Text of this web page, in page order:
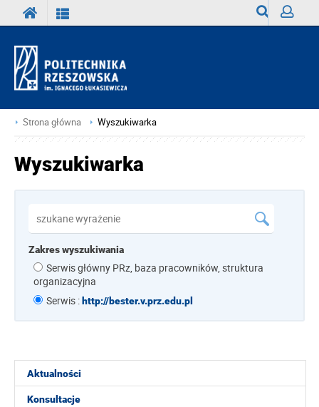
Strona główna Wyszukiwarka
Aktualności
Konsultacje
Wyszukiwarka
Zakres wyszukiwania
Serwis główny PRz, baza pracowników, struktura
organizacyjna
Serwis : http://bester.v.prz.edu.pl